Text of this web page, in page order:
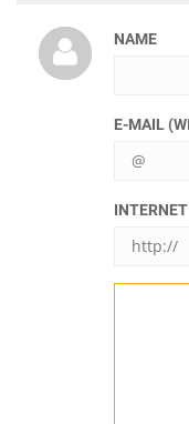
NAME
E-MAIL
INTERNET